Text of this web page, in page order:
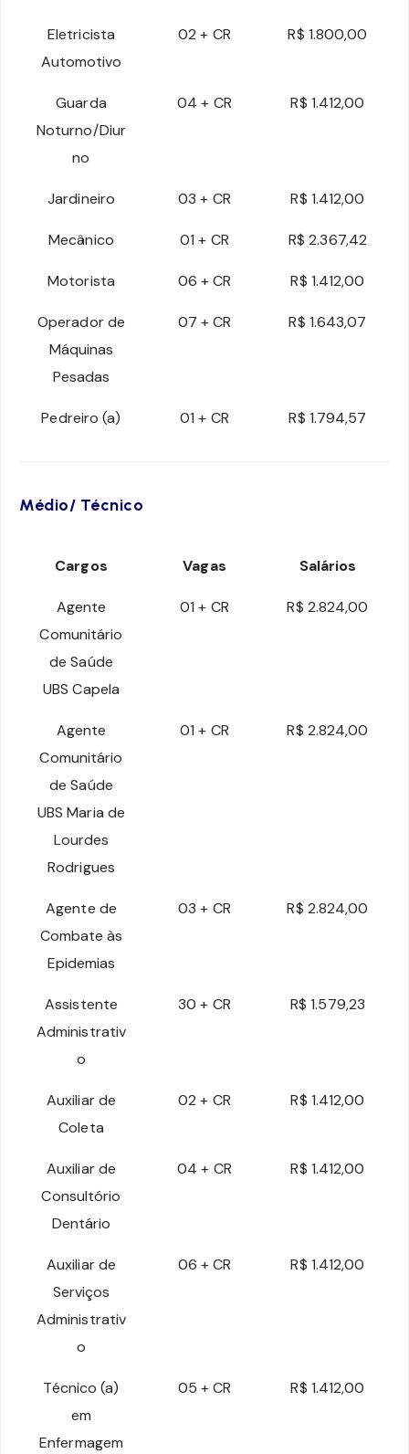
Eletricista
Automotivo
02 + CR R$ 1.800,00
Guarda
Noturno/Diur
no
04 + CR R$ 1.412,00
Jardineiro 03 + CR R$ 1.412,00
Mecânico 01 + CR R$ 2.367,42
Motorista 06 + CR R$ 1.412,00
Operador de
Máquinas
Pesadas
07 + CR R$ 1.643,07
Pedreiro (a) 01 + CR R$ 1.794,57
Médio/ Técnico
Cargos Vagas Salários
Agente
Comunitário
de Saúde
UBS Capela
01 + CR R$ 2.824,00
Agente
Comunitário
de Saúde
UBS Maria de
Lourdes
Rodrigues
01 + CR R$ 2.824,00
Agente de
Combate às
Epidemias
03 + CR R$ 2.824,00
Assistente
Administrativ
o
30 + CR R$ 1.579,23
Auxiliar de
Coleta
02 + CR R$ 1.412,00
Auxiliar de
Consultório
Dentário
04 + CR R$ 1.412,00
Auxiliar de
Serviços
Administrativ
o
06 + CR R$ 1.412,00
Técnico (a)
em
Enfermagem
05 + CR R$ 1.412,00